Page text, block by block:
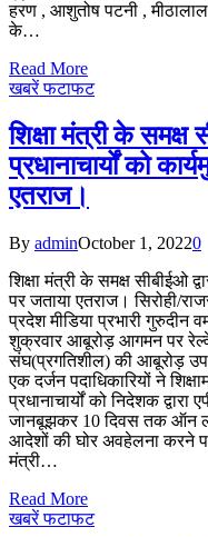
हरण , आशुतोष पटनी , मीठालाल
के…
Read More
खबरें फटाफट
शिक्षा मंत्री के समक्ष
प्रधानाचार्यों को
एतराज।
By adminOctober 1, 20220
शिक्षा मंत्री के समक्ष सीबीईओ
पर जताया एतराज। सिरोही/
प्रदेश मीडिया प्रभारी गुरुदीन
शुक्रवार आबूरोड़ आगमन पर
संघ(प्रगतिशील) की आबूरोड़ उप
एक दर्जन पदाधिकारियों ने
प्रधानाचार्यों को निदेशक
जानबूझकर 10 दिवस तक ऑन
आदेशों की घोर अवहेलना करने
मंत्री…
Read More
खबरें फटाफट